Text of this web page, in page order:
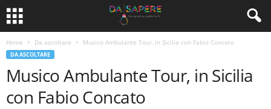
Home Da ascoltare Musico Ambulante Tour, in Sicilia con Fabio Concato
DA ASCOLTARE
Musico Ambulante Tour, in Sicilia
con Fabio Concato